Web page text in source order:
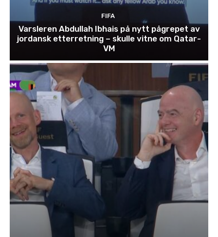
FIFA
Varsleren Abdullah Ibhais på nytt pågrepet av
jordansk etterretning – skulle vitne om Qatar-
VM